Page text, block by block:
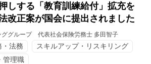
しする「教育訓練給付」拡充を
改正案が国会に提出されました
ググループ 代表社会保険労務士 多田智子
・法務
スキルアップ・リスキリング
管理職